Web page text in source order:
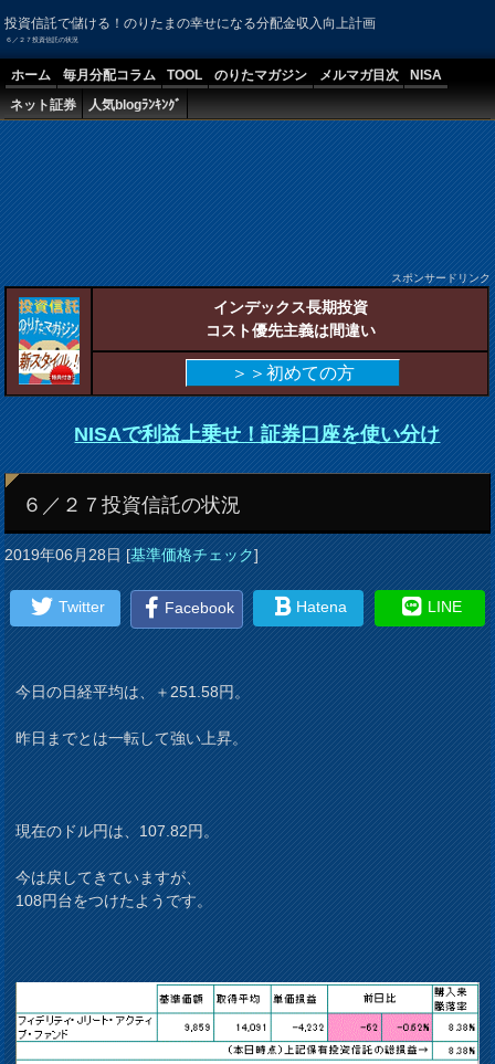
投資信託で儲ける！のりたまの幸せになる分配金収入向上計画
６／２７投資信託の状況
ホーム 毎月分配コラム TOOL のりたマガジン メルマガ目次
NISA
ネット証券
人気blogﾗﾝｷﾝｸﾞ
スポンサードリンク
インデックス長期投資
コスト優先主義は間違い
＞＞初めての方
NISAで利益上乗せ！証券口座を使い分け
６／２７投資信託の状況
2019年06月28日[基準価格チェック]
Twitter Facebook Hatena LINE
今日の日経平均は、＋251.58円。
昨日までとは一転して強い上昇。
現在のドル円は、107.82円。
今は戻してきていますが、
108円台をつけたようです。